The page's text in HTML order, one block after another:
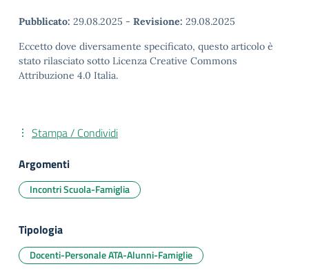
Pubblicato: 29.08.2025 - Revisione: 29.08.2025
Eccetto dove diversamente specificato, questo articolo è
stato rilasciato sotto Licenza Creative Commons
Attribuzione 4.0 Italia.
Stampa / Condividi
Argomenti
Incontri Scuola-Famiglia
Tipologia
Docenti-Personale ATA-Alunni-Famiglie